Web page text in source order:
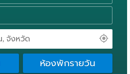
ห้องพักรายวัน